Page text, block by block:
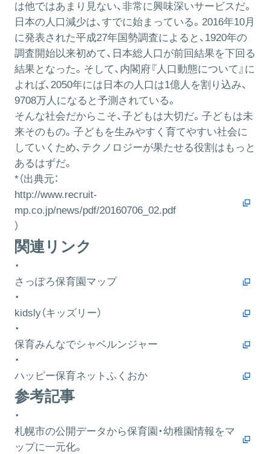
は他ではあまり見ない、非常に興味深いサービスだ。
日本の人口減少は、すでに始まっている。2016年10月
に発表された平成27年国勢調査によると、1920年の
調査開始以来初めて、日本総人口が前回結果を下回る
結果となった。そして、内閣府『人口動態について』に
よれば、2050年には日本の人口は1億人を割り込み、
9708万人になると予測されている。
そんな社会だからこそ、子どもは大切だ。子どもは未
来そのもの。子どもを生みやすく育てやすい社会に
していくため、テクノロジーが果たせる役割はもっと
あるはずだ。
*（出典元：
http://www.recruit-
mp.co.jp/news/pdf/20160706_02.pdf
）
関連リンク
・
さっぽろ保育園マップ
・
kidsly（キッズリー）
・
保育みんなでシャベルンジャー
・
ハッピー保育ネットふくおか
参考記事
・
札幌市の公開データから保育園・幼稚園情報をマ
ップに一元化。